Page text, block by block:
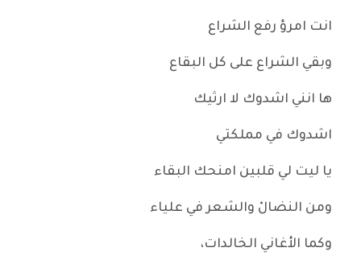
انت امرؤ رفع الشراع
وبقي الشراع على كل البقاع
ها انني اشدوك لا ارثيك
اشدوك في مملكتي
يا ليت لي قلبين امنحك البقاء
ومن النضالْ والشعر في علياء
وكما الأغاني الخالدات،